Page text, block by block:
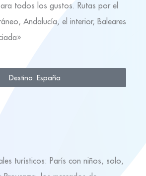
todos los gustos. Rutas por el
Andalucía, el interior, Baleares
Destino: España
turísticos: París con niños, solo,